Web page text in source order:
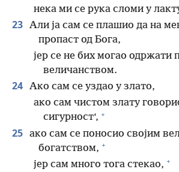
нека ми се рука сломи у
23 Али ја сам се плашио да на
пропаст од Бога,
јер се не бих могао одржати
величанством.
24 Ако сам се уздао у злато,
ако сам чистом злату
сигурност‘, +
25 ако сам се поносио својим
богатством, +
јер сам много тога стекао, +